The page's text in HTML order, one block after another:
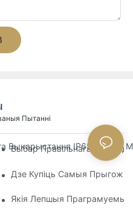
Пытанні
Выкарыстання IP65, 3D 2D,
Выбар Правільнага
На Каляднай Ёлцы
Дзе Купіць Самыя
Для Святлодыёдных
Якія Лепшыя